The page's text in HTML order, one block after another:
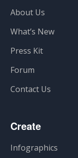
About Us
What’s New
Press Kit
Forum
Contact Us
Create
Infographics